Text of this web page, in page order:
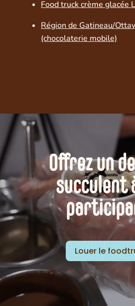
Food truck crème glacée
Région de Gatineau/
(chocolaterie mobile)
Offrez un
succulent
Louer le